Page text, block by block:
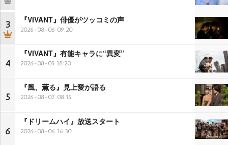
3 『VIVANT』俳優がツッコミの声
2026-08-06 09:20
4
『VIVANT』有能キャラに“異変”
2026-08-05 18:20
5
『風、薫る』見上愛が語る
2026-08-07 08:15
6
『ドリームハイ』放送スタート
2026-08-06 16:30